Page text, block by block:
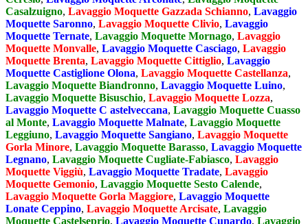
Casalzuigno, Lavaggio Moquette Gazzada Schianno, Lavaggio
Moquette Saronno, Lavaggio Moquette Clivio, Lavaggio
Moquette Ternate, Lavaggio Moquette Mornago, Lavaggio
Moquette Monvalle, Lavaggio Moquette Casciago, Lavaggio
Moquette Brenta, Lavaggio Moquette Cittiglio, Lavaggio
Moquette Castiglione Olona, Lavaggio Moquette Castellanza,
Lavaggio Moquette Biandronno, Lavaggio Moquette Luino,
Lavaggio Moquette Bisuschio, Lavaggio Moquette Lozza,
Lavaggio Moquette C astelveccana, Lavaggio Moquette Cuasso
al Monte, Lavaggio Moquette Malnate, Lavaggio Moquette
Leggiuno, Lavaggio Moquette Sangiano, Lavaggio Moquette
Gorla Minore, Lavaggio Moquette Barasso, Lavaggio Moquette
Legnano, Lavaggio Moquette Cugliate-Fabiasco, Lavaggio
Moquette Viggiù, Lavaggio Moquette Tradate, Lavaggio
Moquette Gemonio, Lavaggio Moquette Sesto Calende,
Lavaggio Moquette Gorla Maggiore, Lavaggio Moquette
Lonate Ceppino, Lavaggio Moquette Arcisate, Lavaggio
Moquette Castelseprio, Lavaggio Moquette Cunardo, Lavaggio